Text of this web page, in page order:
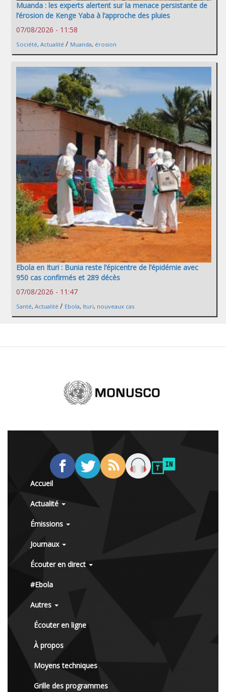
Muanda : les experts alertent sur la menace persistante de
l’érosion de Kenge Yaba à l’approche des pluies
07/08/2026 - 11:58
Société, Actualité / Muanda, érosion
Ebola en Ituri : Bunia reste l’épicentre de l’épidémie avec
950 cas confirmés et 289 décès
07/08/2026 - 11:47
Santé, Actualité / Ebola, Ituri, nouveaux cas
Accueil
Actualité
Émissions
Journaux
Écouter en direct
#Ebola
Autres
Écouter en ligne
À propos
Moyens techniques
Grille des programmes